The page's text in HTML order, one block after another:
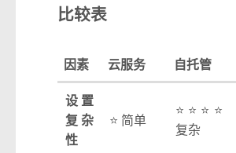
比较表
因素 云服务 自托管
设置
复杂
性
⭐ 简单
⭐⭐⭐⭐
复杂